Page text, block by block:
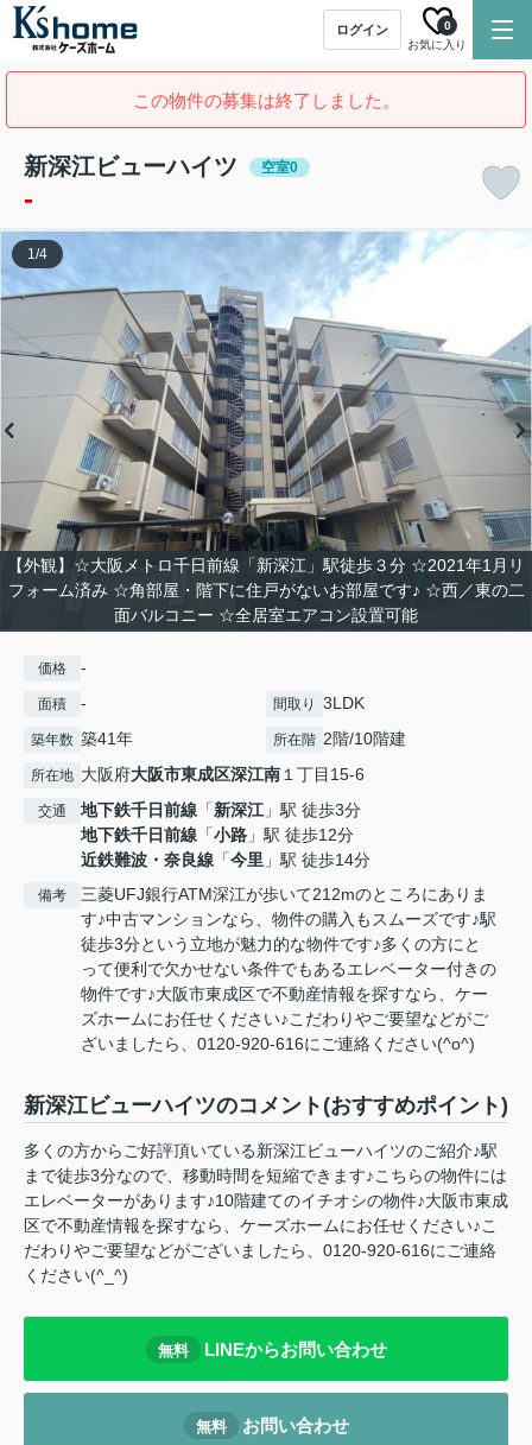
ログイン
お気に入り
0
この物件の募集は終了しました。
新深江ビューハイツ 空室0
-
【外観】☆大阪メトロ千日前線「新深江」駅徒歩３分 ☆2021年1月リ
フォーム済み ☆角部屋・階下に住戸がないお部屋です♪ ☆西／東の二
面バルコニー ☆全居室エアコン設置可能
1/4
価格 -
面積 - 間取り 3LDK
築年数 築41年 所在階 2階/10階建
所在地 大阪府大阪市東成区深江南１丁目15-6
交通 地下鉄千日前線 「新深江」駅 徒歩3分
地下鉄千日前線 「小路 」駅 徒歩12分
近鉄難波・奈良線 「今里 」駅 徒歩14分
備考
三菱UFJ銀行ATM深江が歩いて212mのところにありま
す♪中古マンションなら、物件の購入もスムーズです♪駅
徒歩3分という立地が魅力的な物件です♪多くの方にと
って便利で欠かせない条件でもあるエレベーター付きの
物件です♪大阪市東成区で不動産情報を探すなら、ケー
ズホームにお任せください♪こだわりやご要望などがご
ざいましたら、0120-920-616にご連絡ください(^o^)
新深江ビューハイツのコメント(おすすめポイント)
多くの方からご好評頂いている新深江ビューハイツのご紹介♪駅
まで徒歩3分なので、移動時間を短縮できます♪こちらの物件には
エレベーターがあります♪10階建てのイチオシの物件♪大阪市東成
区で不動産情報を探すなら、ケーズホームにお任せください♪こ
だわりやご要望などがございましたら、0120-920-616にご連絡
ください(^_^)
無料 LINEからお問い合わせ
無料 お問い合わせ